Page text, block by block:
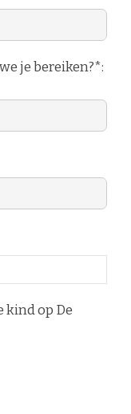
je bereiken?*:
kind op De